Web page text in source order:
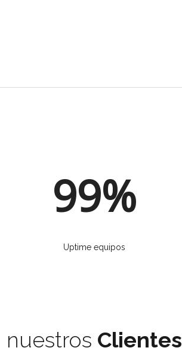
99%
Uptime equipos
nuestros Clientes